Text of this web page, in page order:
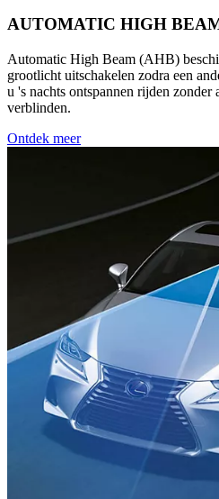
AUTOMATIC HIGH
Automatic High Beam (AHB)
grootlicht uitschakelen zodra een
u 's nachts ontspannen rijden zonder
verblinden.
Ontdek meer